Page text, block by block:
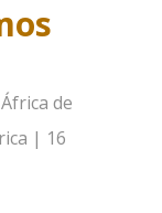
África de
| 16